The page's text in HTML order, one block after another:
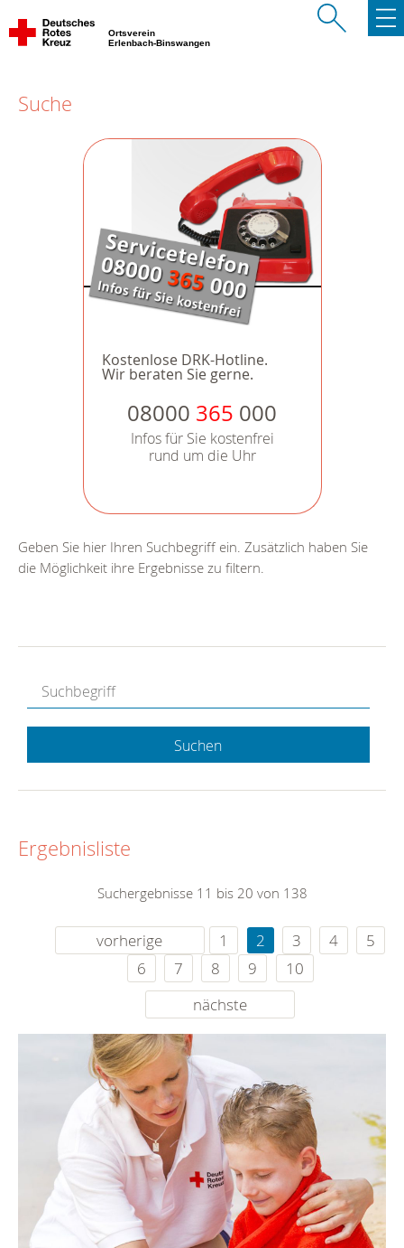
Ortsverein
Erlenbach-Binswangen
Suche
Kostenlose DRK-Hotline.
Wir beraten Sie gerne.
08000 365 000
Infos für Sie kostenfrei
rund um die Uhr
Geben Sie hier Ihren Suchbegriff ein. Zusätzlich haben Sie
die Möglichkeit ihre Ergebnisse zu filtern.
Suchen
Ergebnisliste
Suchergebnisse 11 bis 20 von 138
vorherige 1 2 3 4
5
6
7 8 9
10
nächste